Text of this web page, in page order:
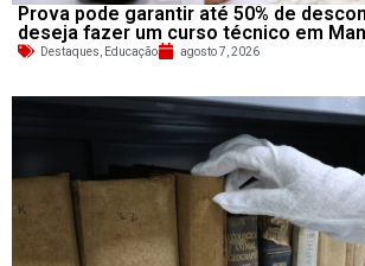
Prova pode garantir até 50% de
deseja fazer um curso técnico em
Destaques Educação agosto 7, 2026